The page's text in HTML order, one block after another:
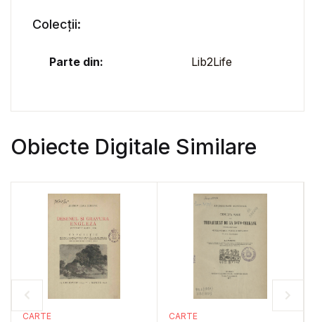
Colecții:
Parte din: Lib2Life
Obiecte Digitale Similare
CARTE CARTE